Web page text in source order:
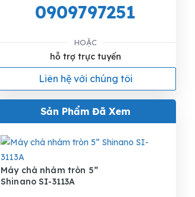
0909797251
HOẶC
hỗ trợ trực tuyến
Liên hệ với chúng tôi
Sản Phẩm Đã Xem
Máy chà nhám tròn 5”
Shinano SI-3113A